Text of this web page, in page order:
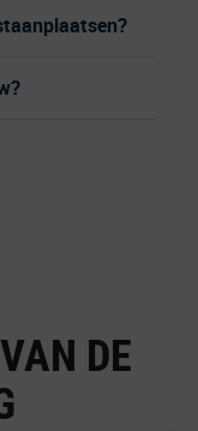
DE